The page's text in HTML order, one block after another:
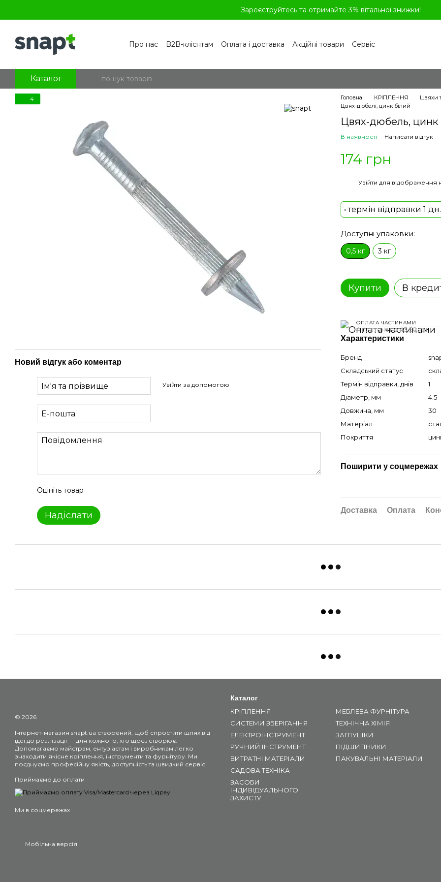
Зареєструйтесь та отримайте 3% вітальної знижки!
Про нас B2B-клієнтам Оплата і доставка Акційні товари
Сервіс
Блог
Каталог
4
Новий відгук або коментар
Увійти за допомогою
Оцініть товар
Надіслати
Головна КРІПЛЕННЯ Цвяхи
Цвях-дюбелі, цинк білий
Цвях-дюбель, цинк
В наявності Написати відгук
174 грн
Увійти для відображення
• термін відправки 1 дн.
Доступні упаковки:
0,5 кг 3 кг
Купити В
ОПЛАТА ЧАСТИНАМИ
4 платежі по 43.50 грн
Характеристики
Бренд
Складський статус
Термін відправки, днів
1
Діаметр, мм
4.5
Довжина, мм
30
Матеріал
Покриття
Поширити у соцмережах
Доставка Оплата
© 2026
Інтернет-магазин snapt.ua створений, щоб спростити шлях від
ідеї до реалізації — для кожного, хто щось створює.
Допомагаємо майстрам, ентузіастам і виробникам легко
знаходити якісне кріплення, інструменти та фурнітуру. Ми
поєднуємо професійну якість, доступність та швидкий сервіс.
Приймаємо до оплати
Ми в соцмережах
Мобільна версія
Каталог
КРІПЛЕННЯ
СИСТЕМИ ЗБЕРІГАННЯ
ЕЛЕКТРОІНСТРУМЕНТ
РУЧНИЙ ІНСТРУМЕНТ
ВИТРАТНІ МАТЕРІАЛИ
САДОВА ТЕХНІКА
ЗАСОБИ
ІНДИВІДУАЛЬНОГО
ЗАХИСТУ
МЕБЛЕВА ФУРНІТУРА
ТЕХНІЧНА ХІМІЯ
ЗАГЛУШКИ
ПІДШИПНИКИ
ПАКУВАЛЬНІ МАТЕРІАЛИ